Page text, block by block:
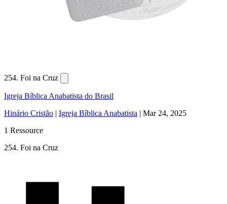
254. Foi na Cruz
Igreja Bíblica Anabatista do Brasil
Hinário Cristão | Igreja Bíblica Anabatista | Mar 24, 2025
1 Ressource
254. Foi na Cruz